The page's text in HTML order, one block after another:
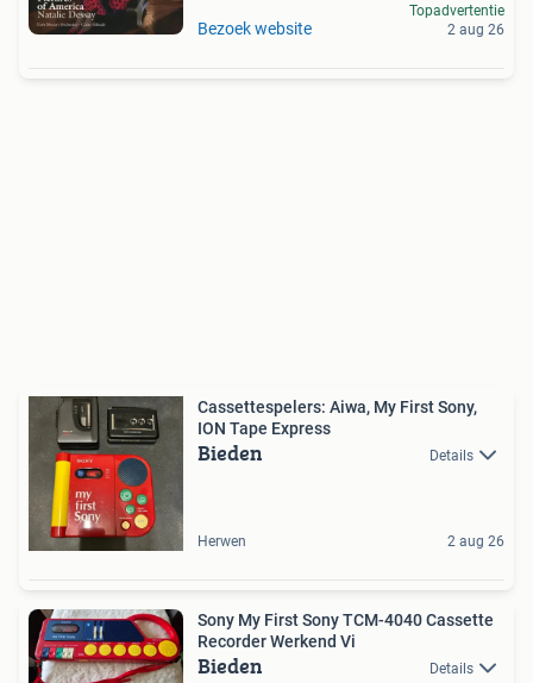
Bezoek website
Topadvertentie
2 aug 26
Cassettespelers: Aiwa, My First Sony,
ION Tape Express
Bieden Details
Herwen 2 aug 26
Sony My First Sony TCM-4040 Cassette
Recorder Werkend Vi
Bieden Details